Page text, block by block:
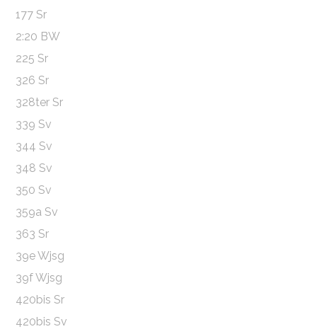
177 Sr
2:20 BW
225 Sr
326 Sr
328ter Sr
339 Sv
344 Sv
348 Sv
350 Sv
359a Sv
363 Sr
39e Wjsg
39f Wjsg
420bis Sr
420bis Sv